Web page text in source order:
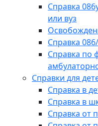
Справка
или вуз
Справка
Справка по
Справки для
Справка в
Справка в
Справка от